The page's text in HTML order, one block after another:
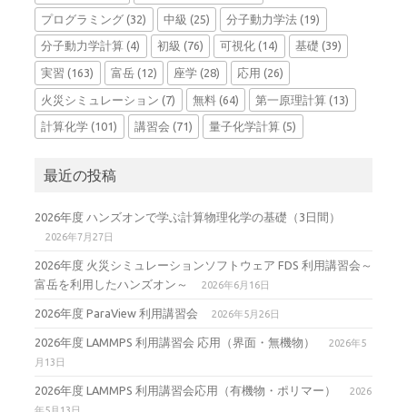
プログラミング (32) 中級 (25) 分子動力学法 (19)
分子動力学計算 (4) 初級 (76) 可視化 (14) 基礎 (39)
実習 (163) 富岳(12) 座学 (28) 応用 (26)
火災シミュレーション (7) 無料(64) 第一原理計算 (13)
計算化学 (101) 講習会 (71) 量子化学計算 (5)
最近の投稿
2026年度 ハンズオンで学ぶ計算物理化学の基礎（3日間）
2026年7月27日
2026年度 火災シミュレーションソフトウェア FDS 利用講習会～
富岳を利用したハンズオン～
2026年6月16日
2026年度 ParaView 利用講習会 2026年5月26日
2026年度 LAMMPS 利用講習会 応用（界面・無機物）
2026年5
月13日
2026年度 LAMMPS 利用講習会応用（有機物・ポリマー）
2026